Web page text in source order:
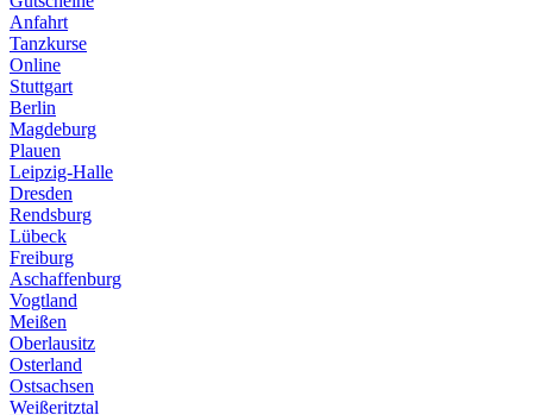
Anfahrt
Tanzkurse
Online
Stuttgart
Berlin
Magdeburg
Plauen
Leipzig-Halle
Dresden
Rendsburg
Lübeck
Freiburg
Aschaffenburg
Vogtland
Meißen
Oberlausitz
Osterland
Ostsachsen
Weißeritztal